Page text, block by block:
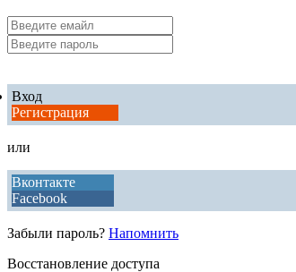
Вход
Регистрация
или
Вконтакте
Facebook
Забыли пароль? Напомнить
Восстановление доступа